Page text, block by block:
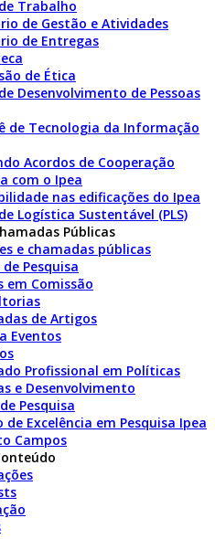
Trabalho
de Gestão e Atividades
de Entregas
de Ética
Desenvolvimento de Pessoas
de Tecnologia da Informação
Acordos de Cooperação
com o Ipea
nas edificações do Ipea
Logística Sustentável (PLS)
Públicas
e chamadas públicas
de Pesquisa
em Comissão
de Artigos
Eventos
Profissional em Políticas
e Desenvolvimento
Pesquisa
de Excelência em Pesquisa Ipea
Campos